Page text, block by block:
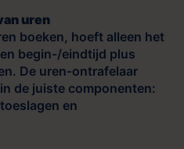
uren
boeken, hoeft alleen het
begin-/eindtijd plus
De uren‑ontrafelaar
de juiste componenten:
en